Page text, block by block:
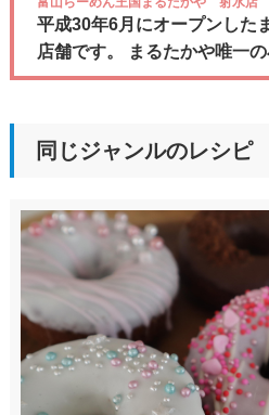
平成30年6月にオープンした
店舗です。 まるたかや唯一
同じジャンルのレシピ